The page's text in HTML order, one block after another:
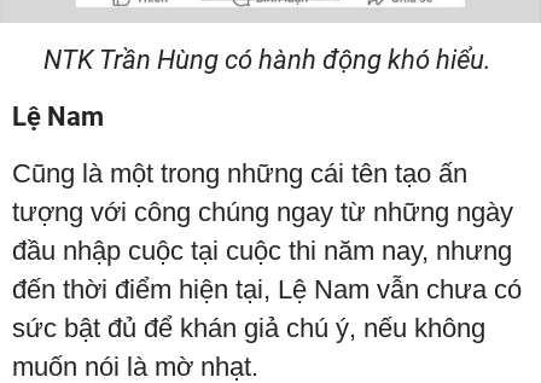
NTK Trần Hùng có hành động khó hiểu.
Lệ Nam
Cũng là một trong những cái tên tạo ấn
tượng với công chúng ngay từ những ngày
đầu nhập cuộc tại cuộc thi năm nay, nhưng
đến thời điểm hiện tại, Lệ Nam vẫn chưa có
sức bật đủ để khán giả chú ý, nếu không
muốn nói là mờ nhạt.